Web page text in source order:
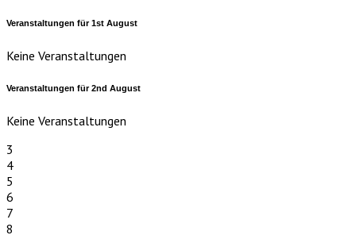
Veranstaltungen für1st August
Keine Veranstaltungen
Veranstaltungen für2nd August
Keine Veranstaltungen
3
4
5
6
7
8